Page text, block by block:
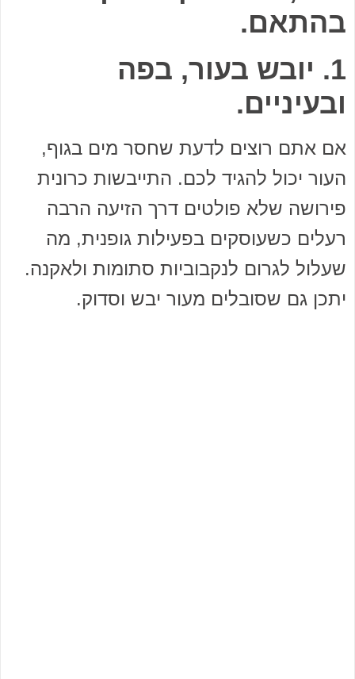
בהתאם.
1. יובש בעור, בפה
ובעיניים.
אם אתם רוצים לדעת שחסר מים בגוף,
העור יכול להגיד לכם. התייבשות כרונית
פירושה שלא פולטים דרך הזיעה הרבה
רעלים כשעוסקים בפעילות גופנית, מה
שעלול לגרום לנקבוביות סתומות ולאקנה.
יתכן גם שסובלים מעור יבש וסדוק.